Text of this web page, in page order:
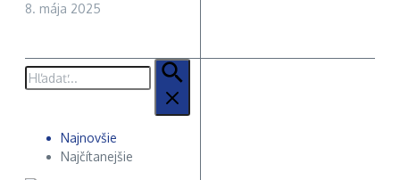
8. mája 2025
Hľadať:
Najnovšie
Najčítanejšie